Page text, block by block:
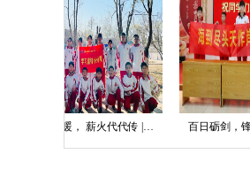
三月春‘锋’暖， 薪火代代传 | 我校开展“学习雷锋月”主题教育系列活动